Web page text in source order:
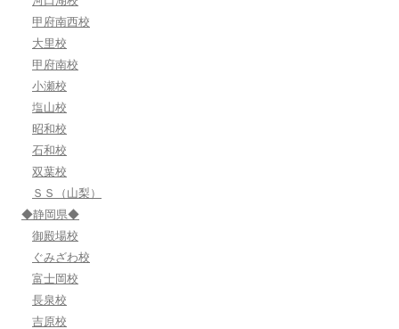
甲府南西校
大里校
甲府南校
小瀬校
塩山校
昭和校
石和校
双葉校
ＳＳ（山梨）
◆静岡県◆
御殿場校
ぐみざわ校
富士岡校
長泉校
吉原校